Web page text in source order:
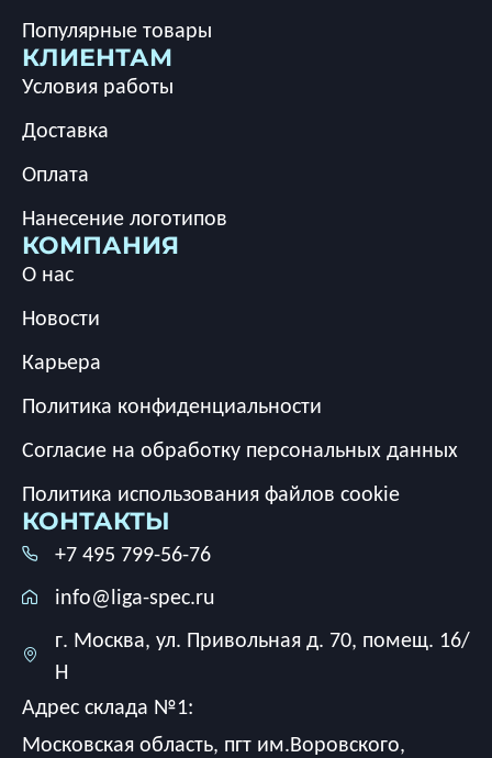
Популярные товары
КЛИЕНТАМ
Условия работы
Доставка
Оплата
Нанесение логотипов
КОМПАНИЯ
О нас
Новости
Карьера
Политика конфиденциальности
Согласие на обработку персональных данных
Политика использования файлов cookie
КОНТАКТЫ
+7 495 799-56-76
info@liga-spec.ru
г. Москва, ул. Привольная д. 70, помещ. 16/
Н
Адрес склада №1:
Московская область, пгт им.Воровского,